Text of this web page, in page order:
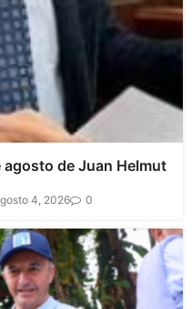
de Juan Helmut
4, 2026 0